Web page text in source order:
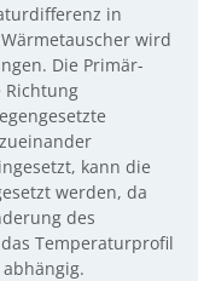
in
wird
Die Primär-
Richtung
kann die
werden, da
des
Temperaturprofil